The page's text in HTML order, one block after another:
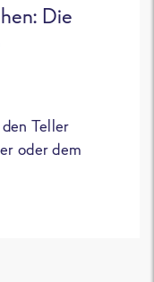
Die
Teller
oder dem